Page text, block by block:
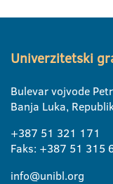
Univerzitetski
Bulevar vojvode
Banja Luka,
+387 51 321 171
Faks: +387 51 315
info@unibl.org